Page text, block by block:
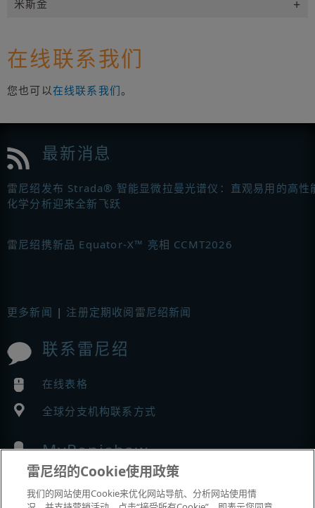
米斯金
在线联系我们
您也可以在线联系我们。
最新消息
雷尼绍发布 Strada® 智能显微拉曼光谱仪：直观易用的高性
化学分析迎来全新飞跃
雷尼绍携新品 Equator-X™ 亮相 CCMT2026
更多新闻 | 注册定期收阅雷尼绍新闻
联系雷尼绍
在线表格
全球分支机构联系方式
MyRenishaw
在线商城
雷尼绍的Cookie使用政策
我们的网站使用Cookie来优化网站导航、分析网站使用情